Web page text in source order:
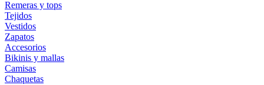
Remeras y tops
Tejidos
Vestidos
Zapatos
Accesorios
Bikinis y mallas
Camisas
Chaquetas